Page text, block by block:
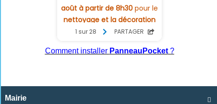
Comment installer PanneauPocket?

Mairie